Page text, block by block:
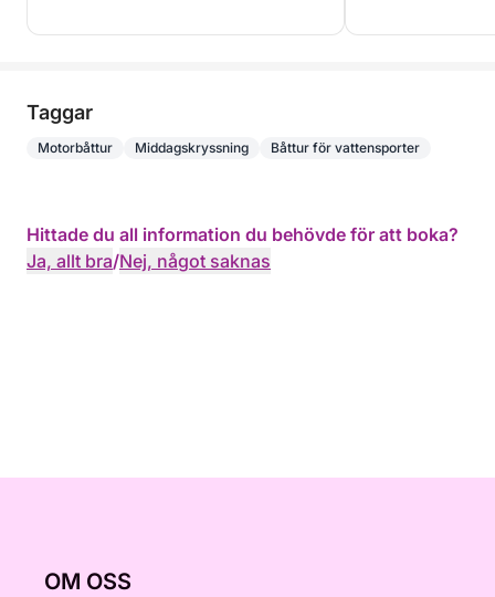
Taggar
Motorbåttur Middagskryssning Båttur för vattensporter
Hittade du all information du behövde för att boka?
Ja, allt bra/Nej, något saknas
OM OSS